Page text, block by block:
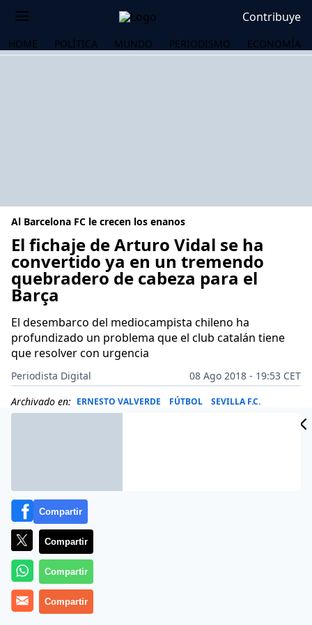
Contribuye
HOME POLÍTICA MUNDO PERIODISMO ECONOMÍA
Al Barcelona FC le crecen los enanos
El fichaje de Arturo Vidal se ha
convertido ya en un tremendo
quebradero de cabeza para el
Barça
El desembarco del mediocampista chileno ha
profundizado un problema que el club catalán tiene
que resolver con urgencia
Periodista Digital
08 Ago 2018 - 19:53 CET
Archivado en: ERNESTO VALVERDE FÚTBOL SEVILLA F.C.
Compartir
Compartir
Compartir
Compartir